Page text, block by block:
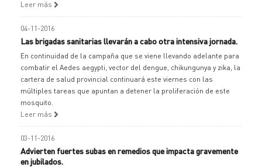
Leer más
04-11-2016
Las brigadas sanitarias llevarán a cabo otra intensiva jornada.
En continuidad de la campaña que se viene llevando adelante para
combatir el Aedes aegypti, vector del dengue, chikungunya y zika, la
cartera de salud provincial continuará este viernes con las
múltiples tareas que apuntan a detener la proliferación de este
mosquito.
Leer más
03-11-2016
Advierten fuertes subas en remedios que impacta gravemente
en jubilados.